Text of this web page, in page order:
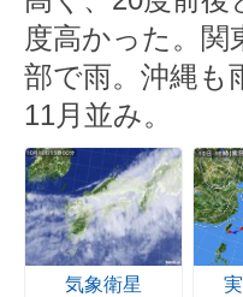
度高かった。関
部で雨。沖縄も
11月並み。
気象衛星